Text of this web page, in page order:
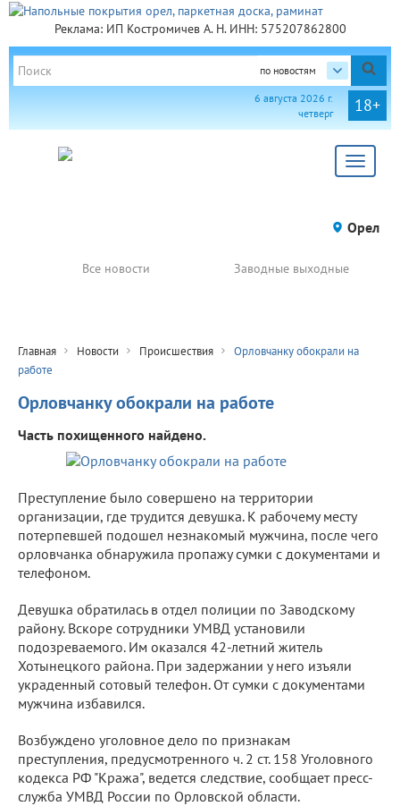
Реклама: ИП Костромичев А. Н. ИНН: 575207862800
по новостям
18+
6 августа 2026 г.
четверг
Toggle
Орел
Все новости Заводные выходные
Главная Новости Происшествия
Орловчанку обокрали на
работе
Орловчанку обокрали на работе
Часть похищенного найдено.
Преступление было совершено на территории
организации, где трудится девушка. К рабочему месту
потерпевшей подошел незнакомый мужчина, после чего
орловчанка обнаружила пропажу сумки с документами и
телефоном.
Девушка обратилась в отдел полиции по Заводскому
району. Вскоре сотрудники УМВД установили
подозреваемого. Им оказался 42-летний житель
Хотынецкого района. При задержании у него изъяли
украденный сотовый телефон. От сумки с документами
мужчина избавился.
Возбуждено уголовное дело по признакам
преступления, предусмотренного ч. 2 ст. 158 Уголовного
кодекса РФ "Кража", ведется следствие, сообщает пресс-
служба УМВД России по Орловской области.